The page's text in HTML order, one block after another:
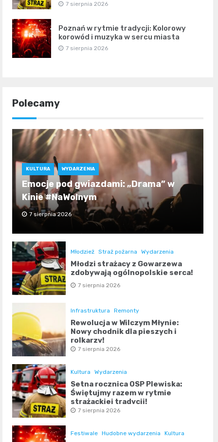
7 sierpnia 2026
Poznań w rytmie tradycji: Kolorowy
korowód i muzyka w sercu miasta
7 sierpnia 2026
Polecamy
KULTURA WYDARZENIA
Emocje pod gwiazdami: „Drama” w
Kinie #NaWolnym
7 sierpnia 2026
Młodzież Straż pożarna Wydarzenia
Młodzi strażacy z Gowarzewa
zdobywają ogólnopolskie serca!
7 sierpnia 2026
Infrastruktura Remonty
Rewolucja w Wilczym Młynie:
Nowy chodnik dla pieszych i
rolkarzy!
7 sierpnia 2026
Kultura Wydarzenia
Setna rocznica OSP Plewiska:
Świętujmy razem w rytmie
strażackiej tradycji!
7 sierpnia 2026
Festiwale Hudobne wydarzenia Kultura